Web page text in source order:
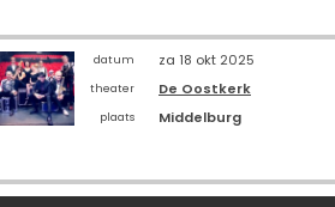
datum za 18 okt 2025
theater De Oostkerk
plaats
Middelburg